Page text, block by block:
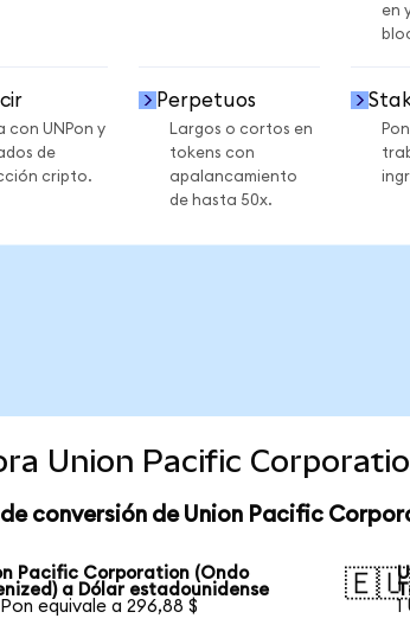
en
con UNPon y
de
cripto.
Perpetuos
Largos o cortos en
tokens con
apalancamiento
de hasta 50x.
Union Pacific
conversión de Union Pacific
Pacific Corporation (Ondo
a Dólar estadounidense
equivale a 296,88 $
1